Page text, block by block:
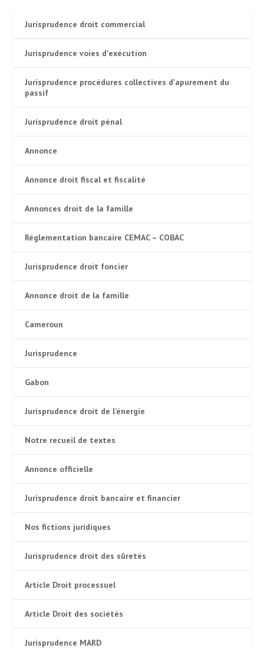
Jurisprudence droit commercial
Jurisprudence voies d'exécution
Jurisprudence procédures collectives d'apurement du
passif
Jurisprudence droit pénal
Annonce
Annonce droit fiscal et fiscalité
Annonces droit de la famille
Réglementation bancaire CEMAC – COBAC
Jurisprudence droit foncier
Annonce droit de la famille
Cameroun
Jurisprudence
Gabon
Jurisprudence droit de l’énergie
Notre recueil de textes
Annonce officielle
Jurisprudence droit bancaire et financier
Nos fictions juridiques
Jurisprudence droit des sûretés
Article Droit processuel
Article Droit des sociétés
Jurisprudence MARD